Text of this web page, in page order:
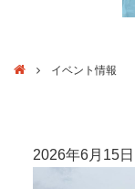
イベント情報
2026年6月15日